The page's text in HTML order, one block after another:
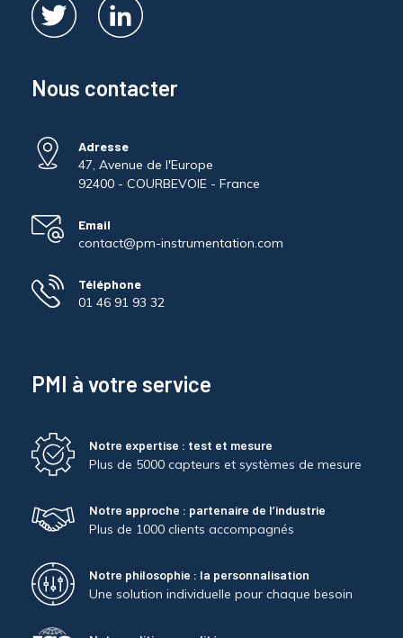
Nous contacter
Adresse
47, Avenue de l'Europe
92400 - COURBEVOIE - France
Email
contact@pm-instrumentation.com
Téléphone
01 46 91 93 32
PMI à votre service
Notre expertise : test et mesure
Plus de 5000 capteurs et systèmes de mesure
Notre approche : partenaire de l’industrie
Plus de 1000 clients accompagnés
Notre philosophie : la personnalisation
Une solution individuelle pour chaque besoin